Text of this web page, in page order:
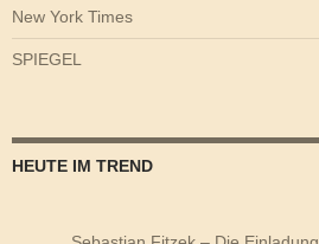
New York Times
SPIEGEL
HEUTE IM TREND